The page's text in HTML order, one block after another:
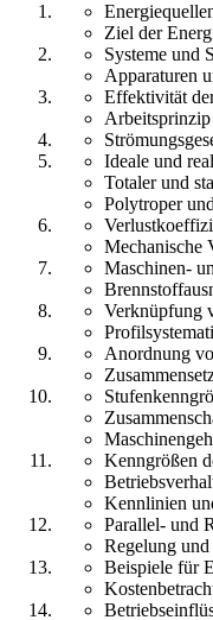
Ziel der
Systeme und
Apparaturen
Effektivität
Ideale und
Totaler und
Polytroper
Mechanische
Maschinen-
Verknüpfung
Anordnung
Kenngrößen
Kennlinien
Parallel- und
Regelung und
Beispiele für